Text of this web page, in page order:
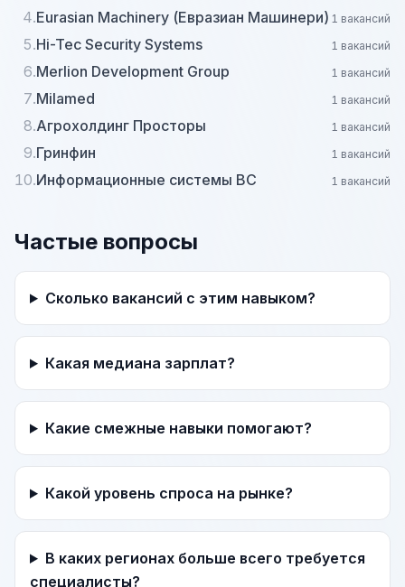
4.Eurasian Machinery (Евразиан Машинери) 1 вакансий
5.Hi-Tec Security Systems 1 вакансий
6.Merlion Development Group 1 вакансий
7.Milamed 1 вакансий
8.Агрохолдинг Просторы 1 вакансий
9.Гринфин 1 вакансий
10.Информационные системы ВС 1 вакансий
Частые вопросы
Сколько вакансий с этим навыком?
Какая медиана зарплат?
Какие смежные навыки помогают?
Какой уровень спроса на рынке?
В каких регионах больше всего требуется
специалисты?